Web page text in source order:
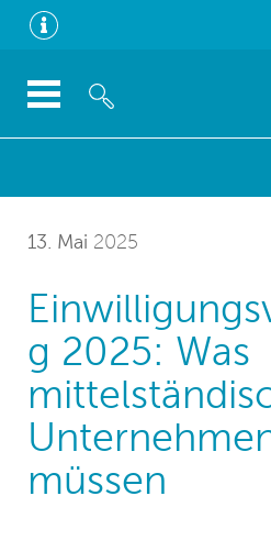
13. Mai 2025
g 2025: Was
müssen